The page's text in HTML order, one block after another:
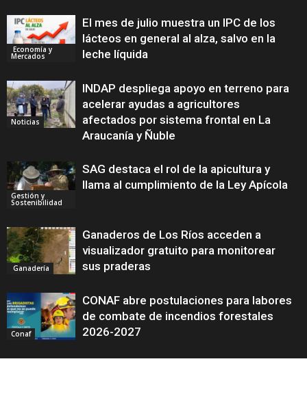
Economía y
Mercados
El mes de julio muestra un IPC de los
lácteos en general al alza, salvo en la
leche líquida
Noticias
INDAP despliega apoyo en terreno para
acelerar ayudas a agricultores
afectados por sistema frontal en La
Araucanía y Ñuble
Gestión y
Sostenibilidad
SAG destaca el rol de la apicultura y
llama al cumplimiento de la Ley Apícola
Ganadería
Ganaderos de Los Ríos acceden a
visualizador gratuito para monitorear
sus praderas
Conaf
CONAF abre postulaciones para labores
de combate de incendios forestales
2026-2027